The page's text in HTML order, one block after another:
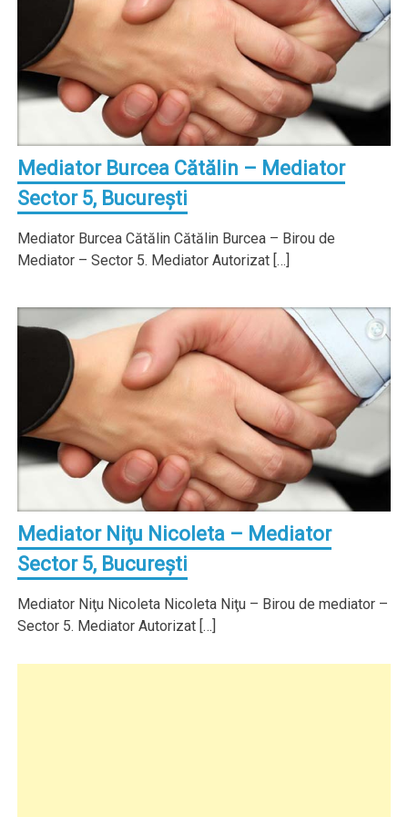
Mediator Burcea Cătălin – Mediator
Sector 5, Bucureşti
Mediator Burcea Cătălin Cătălin Burcea – Birou de
Mediator – Sector 5. Mediator Autorizat […]
Mediator Niţu Nicoleta – Mediator
Sector 5, Bucureşti
Mediator Niţu Nicoleta Nicoleta Niţu – Birou de mediator –
Sector 5. Mediator Autorizat […]